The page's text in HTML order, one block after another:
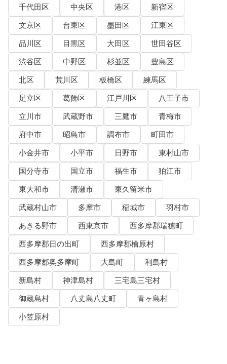
千代田区 中央区 港区
新宿区
文京区
台東区 墨田区
江東区
品川区
目黒区 大田区
世田谷区
渋谷区
中野区 杉並区
豊島区
北区
荒川区 板橋区
練馬区
足立区
葛飾区 江戸川区
八王子市
立川市
武蔵野市 三鷹市
青梅市
府中市
昭島市 調布市
町田市
小金井市
小平市 日野市
東村山市
国分寺市
国立市 福生市
狛江市
東大和市
清瀬市
東久留米市
武蔵村山市
多摩市 稲城市
羽村市
あきる野市
西東京市
西多摩郡瑞穂町
西多摩郡日の出町
西多摩郡檜原村
西多摩郡奥多摩町
大島町
利島村
新島村
神津島村
三宅島三宅村
御蔵島村
八丈島八丈町
青ヶ島村
小笠原村